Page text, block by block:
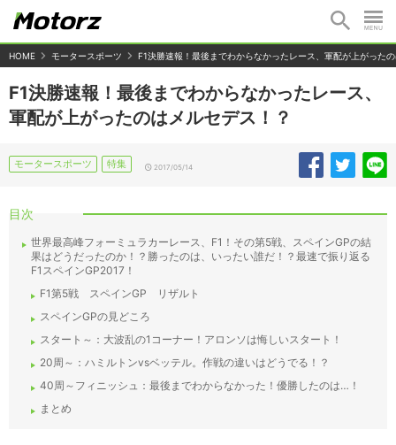
HOME モータースポーツ F1決勝速報！最後までわからなかったレース、軍配が上がった
F1決勝速報！最後までわからなかったレース、
軍配が上がったのはメルセデス！？
モータースポーツ 特集 2017/05/14
目次
世界最高峰フォーミュラカーレース、F1！その第5戦、スペインGPの結
果はどうだったのか！？勝ったのは、いったい誰だ！？最速で振り返る
F1スペインGP2017！
F1第5戦 スペインGP リザルト
スペインGPの見どころ
スタート～：大波乱の1コーナー！アロンソは悔しいスタート！
20周～：ハミルトンvsベッテル。作戦の違いはどうでる！？
40周～フィニッシュ：最後までわからなかった！優勝したのは…！
まとめ